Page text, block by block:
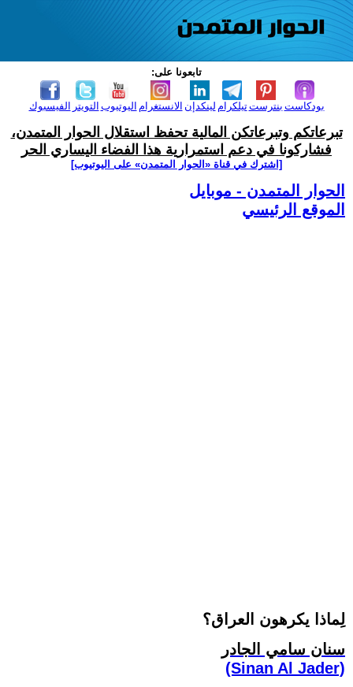
تابعونا على:
الفيسبوك التويتر اليوتيوب الانستغرام لينكدإن تيلكرامبنترست بودكاست
تبرعاتكم وتبرعاتكن المالية تحفظ استقلال الحوار المتمدن،
فشاركونا في دعم استمرارية هذا الفضاء اليساري الحر
[اشترك في قناة ‫«الحوار المتمدن» على اليوتيوب]
الحوار المتمدن - موبايل
الموقع الرئيسي
لِماذا يكرهون العراق؟
سنان سامي الجادر
(Sinan Al Jader)